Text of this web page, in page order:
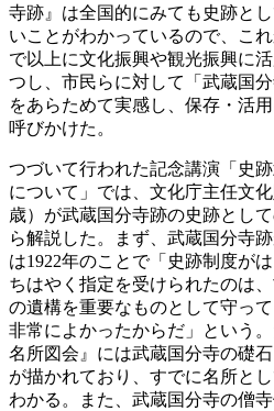
寺跡』は全国的にみても史跡と
いことがわかっているので、こ
で以上に文化振興や観光振興に
つし、市民らに対して「武蔵国
をあらためて実感し、保存・活
呼びかけた。
つづいて行われた記念講演「史
について」では、文化庁主任文
歳）が武蔵国分寺跡の史跡とし
ら解説した。まず、武蔵国分寺
は1922年のことで「史跡制度が
ちはやく指定を受けられたのは
の遺構を重要なものとして守っ
非常によかったからだ」という
名所図会』には武蔵国分寺の礎
が描かれており、すでに名所と
わかる。また、武蔵国分寺の僧